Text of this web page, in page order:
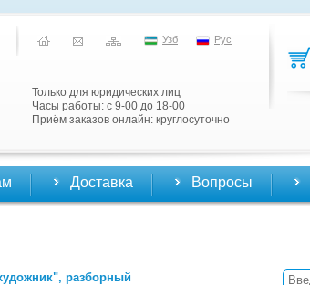
Узб Рус
Только для юридических лиц
Часы работы: с 9-00 до 18-00
Приём заказов онлайн: круглосуточно
Доставка Вопросы
разборный